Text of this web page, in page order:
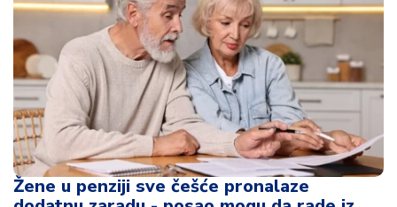
Žene u penziji sve češće pronalaze